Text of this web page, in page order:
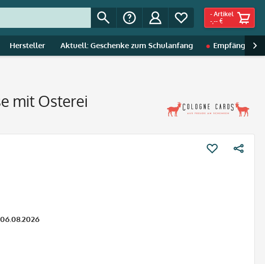
- Artikel
-,-- €
Hersteller Aktuell: Geschenke zum Schulanfang Empfänger |

mit Osterei